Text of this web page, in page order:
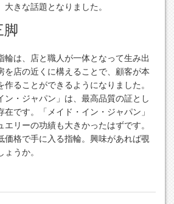
きな話題となりました。
脚
輪は、店と職人が一体となって生み出
を店の近くに構えることで、顧客が本
ることができるようになりました。
ン・ジャパン」は、最高品質の証とし
です。「メイド・イン・ジャパン」
リーの功績も大きかったはずです。
価格で手に入る指輪。興味があれば覗
うか。